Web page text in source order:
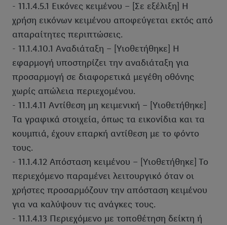
- 11.1.4.5.1 Εικόνες κειμένου – [Σε εξέλιξη] Η
χρήση εικόνων κειμένου αποφεύγεται εκτός από
απαραίτητες περιπτώσεις.
- 11.1.4.10.1 Αναδιάταξη – [Υιοθετήθηκε] Η
εφαρμογή υποστηρίζει την αναδιάταξη για
προσαρμογή σε διαφορετικά μεγέθη οθόνης
χωρίς απώλεια περιεχομένου.
- 11.1.4.11 Αντίθεση μη κειμενική – [Υιοθετήθηκε]
Τα γραφικά στοιχεία, όπως τα εικονίδια και τα
κουμπιά, έχουν επαρκή αντίθεση με το φόντο
τους.
- 11.1.4.12 Απόσταση κειμένου – [Υιοθετήθηκε] Το
περιεχόμενο παραμένει λειτουργικό όταν οι
χρήστες προσαρμόζουν την απόσταση κειμένου
για να καλύψουν τις ανάγκες τους.
- 11.1.4.13 Περιεχόμενο με τοποθέτηση δείκτη ή